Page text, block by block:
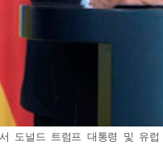
도널드 트럼프 대통령 및 유